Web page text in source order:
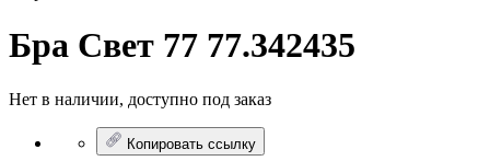
Бра Свет 77 77.342435
Нет в наличии, доступно под заказ
Копировать ссылку